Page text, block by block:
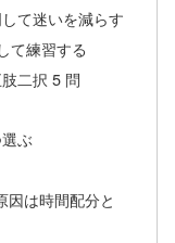
て迷いを減らす
て練習する
二択 5 問
ぶ
因は時間配分と